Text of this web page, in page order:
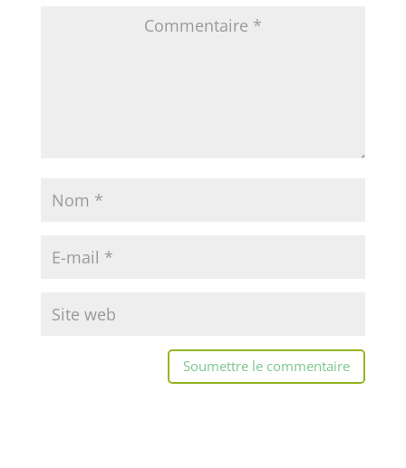
Soumettre le commentaire